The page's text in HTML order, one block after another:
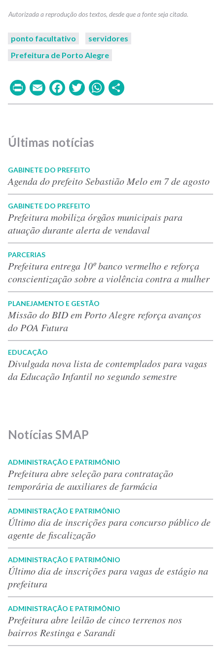
ponto facultativo
servidores
Prefeitura de Porto Alegre
PrintEmailFacebook
TwitterWhatsApp
Últimas notícias
GABINETE DO PREFEITO
Agenda do prefeito Sebastião Melo em 7 de agosto
GABINETE DO PREFEITO
Prefeitura mobiliza órgãos municipais para
atuação durante alerta de vendaval
PARCERIAS
Prefeitura entrega 10º banco vermelho e reforça
conscientização sobre a violência contra a mulher
PLANEJAMENTO E GESTÃO
Missão do BID em Porto Alegre reforça avanços
do POA Futura
EDUCAÇÃO
Divulgada nova lista de contemplados para vagas
da Educação Infantil no segundo semestre
Notícias SMAP
ADMINISTRAÇÃO E PATRIMÔNIO
Prefeitura abre seleção para contratação
temporária de auxiliares de farmácia
ADMINISTRAÇÃO E PATRIMÔNIO
Último dia de inscrições para concurso público de
agente de fiscalização
ADMINISTRAÇÃO E PATRIMÔNIO
Último dia de inscrições para vagas de estágio na
prefeitura
ADMINISTRAÇÃO E PATRIMÔNIO
Prefeitura abre leilão de cinco terrenos nos
bairros Restinga e Sarandi